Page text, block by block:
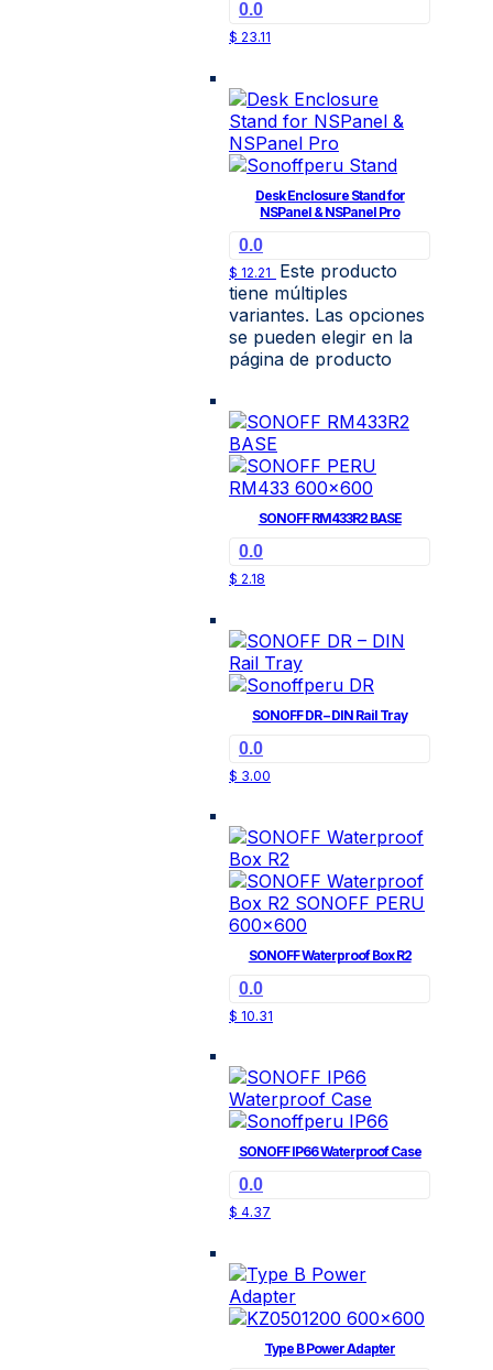
0.0
$ 23.11
Desk Enclosure Stand for
NSPanel & NSPanel Pro
0.0
$ 12.21
Este producto
tiene múltiples
variantes. Las opciones
se pueden elegir en la
página de producto
SONOFF RM433R2 BASE
0.0
$ 2.18
SONOFF DR – DIN Rail Tray
0.0
$ 3.00
SONOFF Waterproof Box R2
0.0
$ 10.31
SONOFF IP66 Waterproof Case
0.0
$ 4.37
Type B Power Adapter